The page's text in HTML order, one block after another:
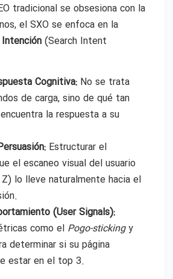
tradicional se obsesiona con la
el SXO se enfoca en la
(Search Intent
Cognitiva: No se trata
de carga, sino de qué tan
la respuesta a su
Estructurar el
el escaneo visual del usuario
lo lleve naturalmente hacia el
(User Signals):
como el Pogo-stickingy
determinar si su página
estar en el top 3.